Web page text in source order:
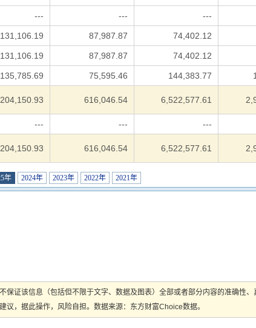
--- --- ---
131,106.19 87,987.87 74,402.12
131,106.19 87,987.87 74,402.12
135,785.69 75,595.46 144,383.77
616,046.54 6,522,577.61
--- --- ---
616,046.54 6,522,577.61
年 2024年 2023年 2022年 2021年
证该信息（包括但不限于文字、数据及图表）全部或者部分内容的准确性、
，据此操作，风险自担。数据来源：东方财富Choice数据。